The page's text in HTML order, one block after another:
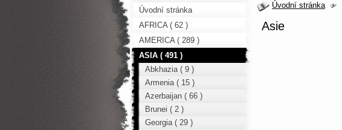
Úvodní stránka
Asie
Úvodní stránka
AFRICA ( 62 )
AMERICA ( 289 )
ASIA ( 491 )
Abkhazia ( 9 )
Armenia ( 15 )
Azerbaijan ( 66 )
Brunei ( 2 )
Georgia ( 29 )